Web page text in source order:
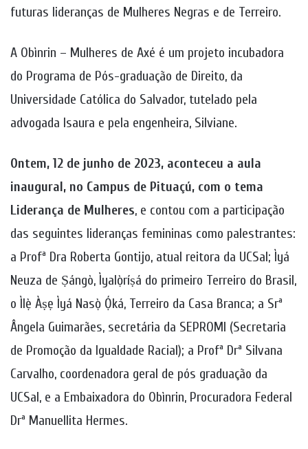
futuras lideranças de Mulheres Negras e de Terreiro.
A Obìnrin – Mulheres de Axé é um projeto incubadora
do Programa de Pós-graduação de Direito, da
Universidade Católica do Salvador, tutelado pela
advogada Isaura e pela engenheira, Silviane.
Ontem, 12 de junho de 2023, aconteceu a aula
inaugural, no Campus de Pituaçú, com o tema
Liderança de Mulheres, e contou com a participação
das seguintes lideranças femininas como palestrantes:
a Profª Dra Roberta Gontijo, atual reitora da UCSal; Ìyá
Neuza de Ṣángò, Ìyalọ̀ríṣá do primeiro Terreiro do Brasil,
o Ìlẹ̀ Àṣẹ Ìyá Nasọ̀ Ọ́ká, Terreiro da Casa Branca; a Srª
Ângela Guimarães, secretária da SEPROMI (Secretaria
de Promoção da Igualdade Racial); a Profª Drª Silvana
Carvalho, coordenadora geral de pós graduação da
UCSal, e a Embaixadora do Obìnrin, Procuradora Federal
Drª Manuellita Hermes.